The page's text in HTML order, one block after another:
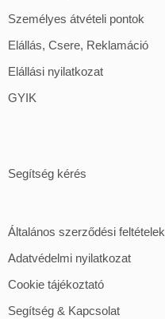
Személyes átvételi pontok
Elállás, Csere, Reklamáció
Elállási nyilatkozat
GYIK
Segítség kérés
Általános szerződési feltételek
Adatvédelmi nyilatkozat
Cookie tájékoztató
Segítség & Kapcsolat